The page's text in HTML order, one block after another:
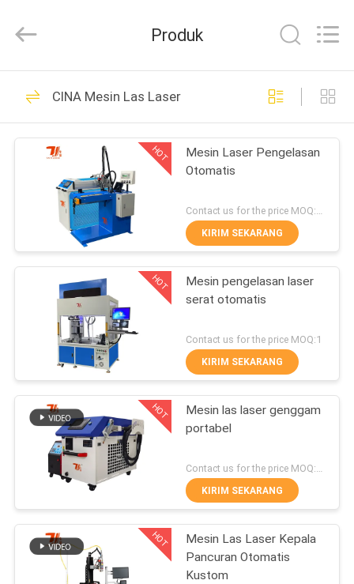
RUMAH
PRODUK
VIDEO
TENTANG
KAMI
PABRIK
HUBUNGI
KAMI
BERITA
LARUTAN
SITEMAP
Company
Limited.
Reserved.
Mesin Las Laser
193
Mesin Las Laser
Robot
147
Mesin Pemotong
Laser
Produk
CINA Mesin Las Laser
HOT
Mesin Laser Pengelasan
Otomatis
Contact us for the price MOQ:1 set
KIRIM SEKARANG
HOT
Mesin pengelasan laser
serat otomatis
Contact us for the price MOQ:1
KIRIM SEKARANG
HOT
Mesin las laser genggam
portabel
KIRIM SEKARANG
HOT
Mesin Las Laser Kepala
Pancuran Otomatis
Kustom